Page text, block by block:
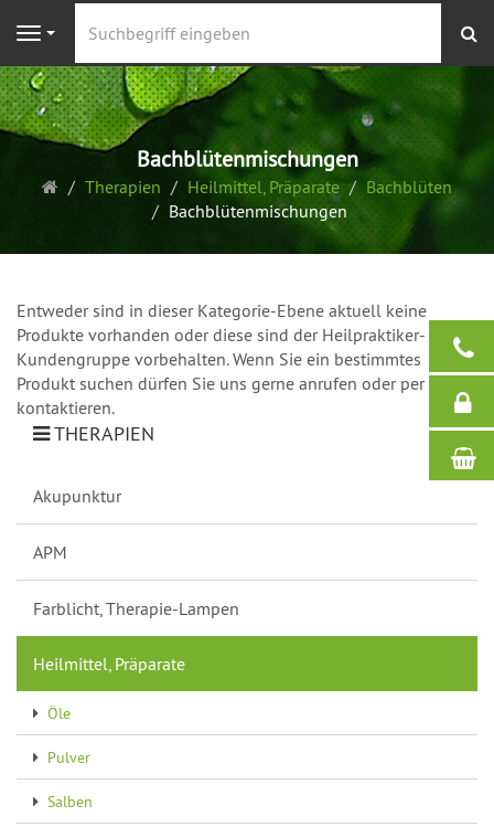
Navigation
Bachblütenmischungen
Startseite
Therapien Heilmittel, Präparate
Bachblüten
Bachblütenmischungen
Entweder sind in dieser Kategorie-Ebene aktuell keine
Produkte vorhanden oder diese sind der Heilpraktiker-
Kundengruppe vorbehalten. Wenn Sie ein bestimmtes
Produkt suchen dürfen Sie uns gerne anrufen oder per Mail
kontaktieren.
THERAPIEN
Akupunktur
APM
Farblicht, Therapie-Lampen
Heilmittel, Präparate
Öle
Pulver
Salben